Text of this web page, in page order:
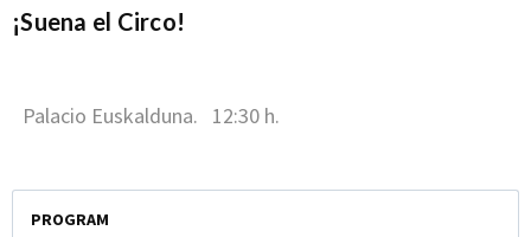
¡Suena el Circo!
Palacio Euskalduna. 12:30 h.
PROGRAM